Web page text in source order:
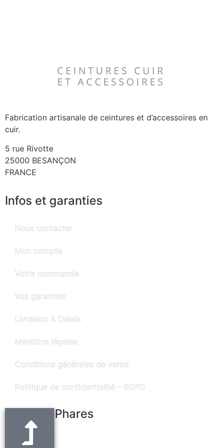
Fabrication artisanale de ceintures et d’accessoires en
cuir.
5 rue Rivotte
25000 BESANÇON
FRANCE
Infos et garanties
Nous contacter
Mon compte
Votre commande
Vos garanties
Livraison & Délais
Mentions légales
Conditions générales de vente
Politique de confidentialité – RGPD
Produits Phares